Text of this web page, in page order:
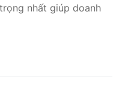
nhất giúp doanh